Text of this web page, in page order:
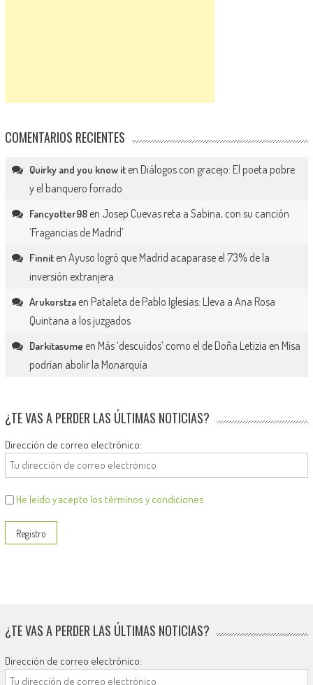
COMENTARIOS RECIENTES
Quirky and you know iten Diálogos con gracejo: El poeta pobre
y el banquero forrado
Fancyotter98en Josep Cuevas reta a Sabina, con su canción
‘Fragancias de Madrid’
Finniten Ayuso logró que Madrid acaparase el 73% de la
inversión extranjera
Arukorstzaen Pataleta de Pablo Iglesias: Lleva a Ana Rosa
Quintana a los juzgados
Darkitasume en Más ‘descuidos’ como el de Doña Letizia en Misa
podrían abolir la Monarquía
¿TE VAS A PERDER LAS ÚLTIMAS NOTICIAS?
Dirección de correo electrónico:
He leído y acepto los términos y condiciones
¿TE VAS A PERDER LAS ÚLTIMAS NOTICIAS?
Dirección de correo electrónico: